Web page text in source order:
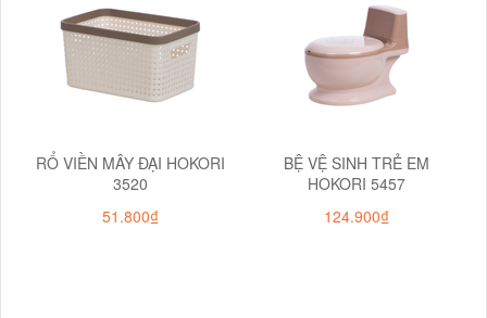
RỔ VIỀN MÂY ĐẠI HOKORI
3520
51.800₫
BỆ VỆ SINH TRẺ EM
HOKORI 5457
124.900₫